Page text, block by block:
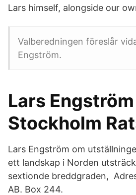
Lars himself, alongside our
Valberedningen föreslår
Engström.
Lars
Stockholm
Lars Engström om
ett landskap i Norden
sextionde breddgraden,
AB. Box 244.